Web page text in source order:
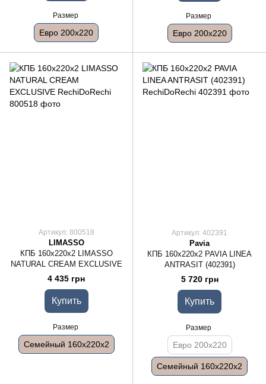
Размер
Евро 200x220
Размер
Евро 200x220
Артикул: 800518
LIMASSO
КПБ 160x220x2 LIMASSO
NATURAL CREAM EXCLUSIVE
4 435 грн
Купить
Размер
Семейный 160x220x2
Артикул: 402391
Pavia
КПБ 160x220x2 PAVIA LINEA
ANTRASIT (402391)
5 720 грн
Купить
Размер
Евро 200x220
Семейный 160x220x2